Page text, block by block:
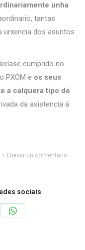
unha
tantas
dos asuntos
cumprido no
PXOM e os seus
a calquera tipo de
da asistencia á
Deixar un comentario
sociais
Share